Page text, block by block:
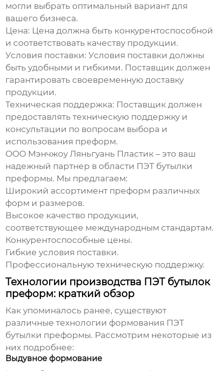
могли выбрать оптимальный вариант для
вашего бизнеса.
Цена: Цена должна быть конкурентоспособной
и соответствовать качеству продукции.
Условия поставки: Условия поставки должны
быть удобными и гибкими. Поставщик должен
гарантировать своевременную доставку
продукции.
Техническая поддержка: Поставщик должен
предоставлять техническую поддержку и
консультации по вопросам выбора и
использования преформ.
ООО Мэнчжоу Ляньгуань Пластик – это ваш
надежный партнер в области ПЭТ бутылки
преформы. Мы предлагаем:
Широкий ассортимент преформ различных
форм и размеров.
Высокое качество продукции,
соответствующее международным стандартам.
Конкурентоспособные цены.
Гибкие условия поставки.
Профессиональную техническую поддержку.
Технологии производства ПЭТ бутылок
преформ: краткий обзор
Как упоминалось ранее, существуют
различные технологии формования ПЭТ
бутылки преформы. Рассмотрим некоторые из
них подробнее:
Выдувное формование